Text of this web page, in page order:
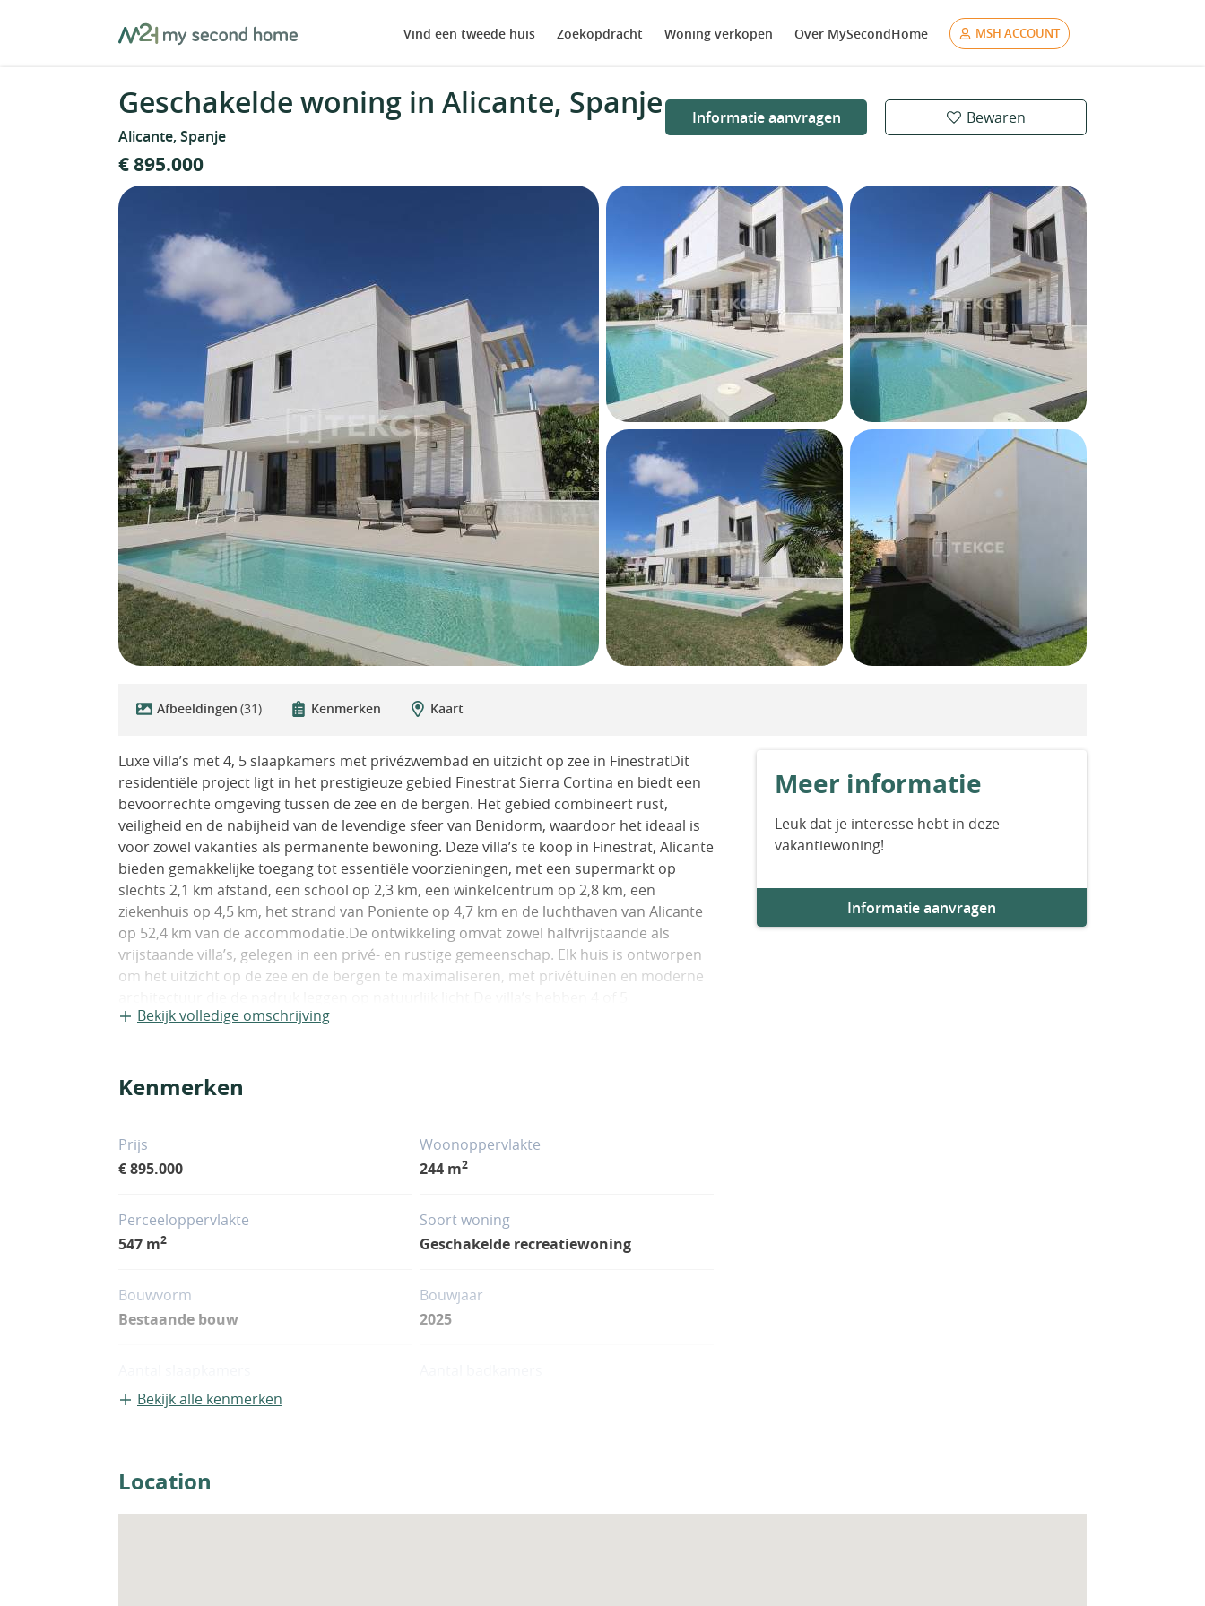
MySecondHome Vind een tweede huis Zoekopdracht Woning verkopen Over MySecondHome MSH ACCOUNT
Geschakelde woning in Alicante, Spanje
Alicante, Spanje
Informatie aanvragen Bewaren
€ 895.000
Afbeeldingen (31) Kenmerken Kaart
Luxe villa’s met 4, 5 slaapkamers met privézwembad en uitzicht op zee in FinestratDit
residentiële project ligt in het prestigieuze gebied Finestrat Sierra Cortina en biedt een
bevoorrechte omgeving tussen de zee en de bergen. Het gebied combineert rust,
veiligheid en de nabijheid van de levendige sfeer van Benidorm, waardoor het ideaal is
voor zowel vakanties als permanente bewoning. Deze villa’s te koop in Finestrat, Alicante
bieden gemakkelijke toegang tot essentiële voorzieningen, met een supermarkt op
slechts 2,1 km afstand, een school op 2,3 km, een winkelcentrum op 2,8 km, een
ziekenhuis op 4,5 km, het strand van Poniente op 4,7 km en de luchthaven van Alicante
op 52,4 km van de accommodatie.De ontwikkeling omvat zowel halfvrijstaande als
vrijstaande villa’s, gelegen in een privé- en rustige gemeenschap. Elk huis is ontworpen
om het uitzicht op de zee en de bergen te maximaliseren, met privétuinen en moderne
slaapkamers, een volledig uitgeruste open keuken, een lichte woon- en eetkamer met
functionaliteit en comfort te garanderen. ALC-01030
Bekijk volledige omschrijving
Kenmerken
Prijs
€ 895.000
Woonoppervlakte
244 m2
Perceeloppervlakte
547 m2
Soort woning
Geschakelde recreatiewoning
Bouwvorm
Bestaande bouw
Bouwjaar
2025
4
Airco
Zwembad
Bekijk alle kenmerken
Meer informatie
Leuk dat je interesse hebt in deze
vakantiewoning!
Informatie aanvragen
Location